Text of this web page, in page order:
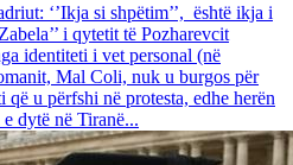
‘’Ikja si shpëtim’’, është ikja i
i qytetit të Pozharevcit
identiteti i vet personal (në
Mal Coli, nuk u burgos për
u përfshi në protesta, edhe herën
dytë në Tiranë...